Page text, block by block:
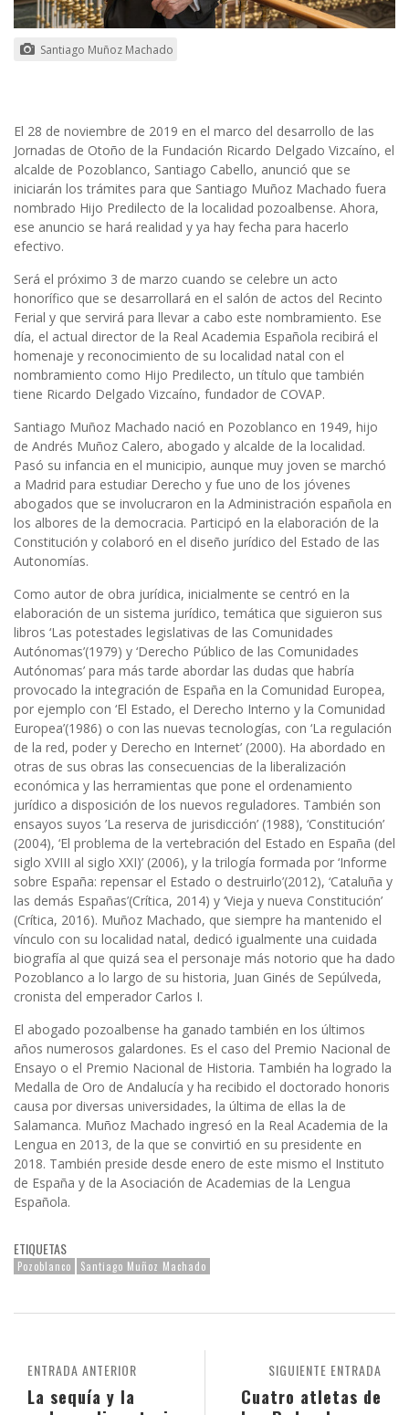
Santiago Muñoz Machado
El 28 de noviembre de 2019 en el marco del desarrollo de las
Jornadas de Otoño de la Fundación Ricardo Delgado Vizcaíno, el
alcalde de Pozoblanco, Santiago Cabello, anunció que se
iniciarán los trámites para que Santiago Muñoz Machado fuera
nombrado Hijo Predilecto de la localidad pozoalbense. Ahora,
ese anuncio se hará realidad y ya hay fecha para hacerlo
efectivo.
Será el próximo 3 de marzo cuando se celebre un acto
honorífico que se desarrollará en el salón de actos del Recinto
Ferial y que servirá para llevar a cabo este nombramiento. Ese
día, el actual director de la Real Academia Española recibirá el
homenaje y reconocimiento de su localidad natal con el
nombramiento como Hijo Predilecto, un título que también
tiene Ricardo Delgado Vizcaíno, fundador de COVAP.
Santiago Muñoz Machado nació en Pozoblanco en 1949, hijo
de Andrés Muñoz Calero, abogado y alcalde de la localidad.
Pasó su infancia en el municipio, aunque muy joven se marchó
a Madrid para estudiar Derecho y fue uno de los jóvenes
abogados que se involucraron en la Administración española en
los albores de la democracia. Participó en la elaboración de la
Constitución y colaboró en el diseño jurídico del Estado de las
Autonomías.
Como autor de obra jurídica, inicialmente se centró en la
elaboración de un sistema jurídico, temática que siguieron sus
libros ‘Las potestades legislativas de las Comunidades
Autónomas’(1979) y ‘Derecho Público de las Comunidades
Autónomas’ para más tarde abordar las dudas que habría
provocado la integración de España en la Comunidad Europea,
por ejemplo con ‘El Estado, el Derecho Interno y la Comunidad
Europea’(1986) o con las nuevas tecnologías, con ‘La regulación
de la red, poder y Derecho en Internet’ (2000). Ha abordado en
otras de sus obras las consecuencias de la liberalización
económica y las herramientas que pone el ordenamiento
jurídico a disposición de los nuevos reguladores. También son
ensayos suyos ’La reserva de jurisdicción’ (1988), ‘Constitución’
(2004), ‘El problema de la vertebración del Estado en España (del
siglo XVIII al siglo XXI)’ (2006), y la trilogía formada por ‘Informe
sobre España: repensar el Estado o destruirlo’(2012), ‘Cataluña y
las demás Españas’(Crítica, 2014) y ‘Vieja y nueva Constitución’
(Crítica, 2016). Muñoz Machado, que siempre ha mantenido el
vínculo con su localidad natal, dedicó igualmente una cuidada
biografía al que quizá sea el personaje más notorio que ha dado
Pozoblanco a lo largo de su historia, Juan Ginés de Sepúlveda,
cronista del emperador Carlos I.
El abogado pozoalbense ha ganado también en los últimos
años numerosos galardones. Es el caso del Premio Nacional de
Ensayo o el Premio Nacional de Historia. También ha logrado la
Medalla de Oro de Andalucía y ha recibido el doctorado honoris
causa por diversas universidades, la última de ellas la de
Salamanca. Muñoz Machado ingresó en la Real Academia de la
Lengua en 2013, de la que se convirtió en su presidente en
2018. También preside desde enero de este mismo el Instituto
de España y de la Asociación de Academias de la Lengua
Española.
ETIQUETAS
Pozoblanco Santiago Muñoz Machado
SIGUIENTE ENTRADA
Cuatro atletas de
ENTRADA ANTERIOR
La sequía y la